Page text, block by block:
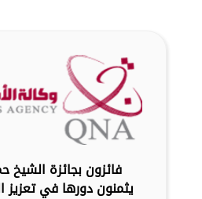
فائزون بجائزة الشيخ
يثمنون دورها في تعزيز